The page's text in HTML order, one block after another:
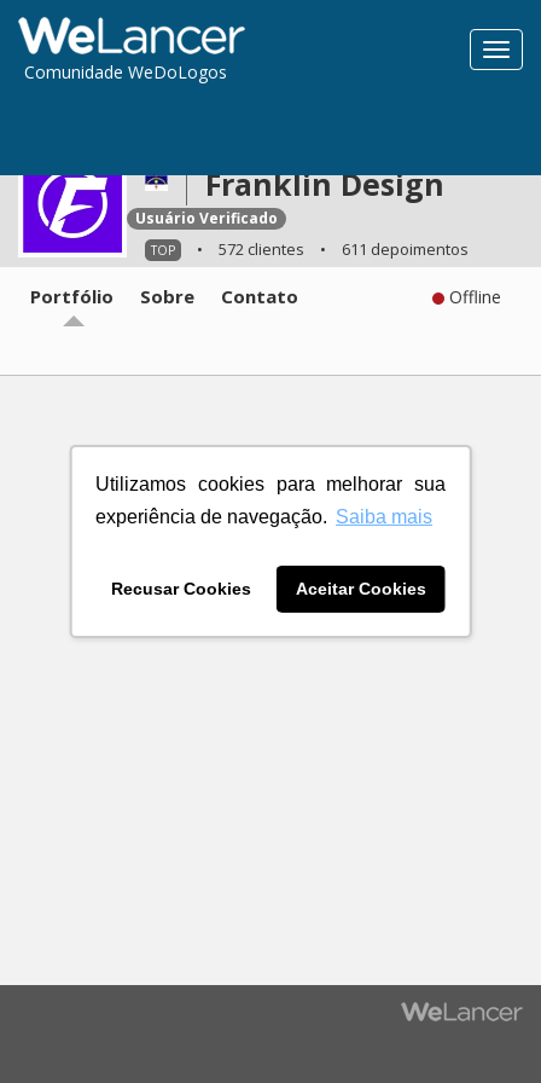
Utilizamos cookies para melhorar sua
experiência de navegação. Saiba mais
Recusar Cookies Aceitar Cookies
Comunidade WeDoLogos
Franklin Design
Usuário Verificado
TOP • 572 clientes • 611 depoimentos
Portfólio Sobre Contato Offline